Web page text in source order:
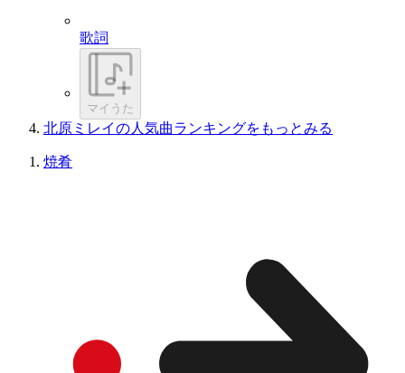
歌詞
マイうた
北原ミレイの人気曲ランキングをもっとみる
焼肴